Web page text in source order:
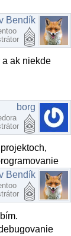
Bendík
a ak niekde
borg
Bendík